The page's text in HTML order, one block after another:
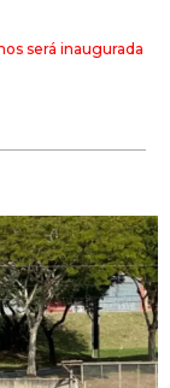
será inaugurada